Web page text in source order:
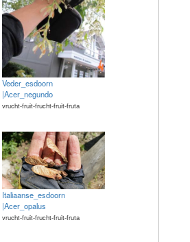
Veder_esdoorn
|Acer_negundo
vrucht-fruit-frucht-fruit-fruta
Italiaanse_esdoorn
|Acer_opalus
vrucht-fruit-frucht-fruit-fruta